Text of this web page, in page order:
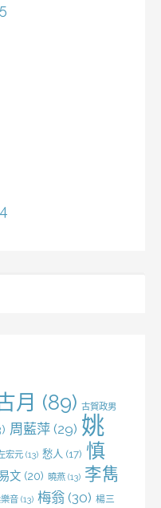
月 (89) 古賀政男
周藍萍 (29) 姚
宏元 (13) 愁人 (17) 慎
文 (20) 曉燕 (13) 李雋
音 (13) 梅翁 (30) 楊三